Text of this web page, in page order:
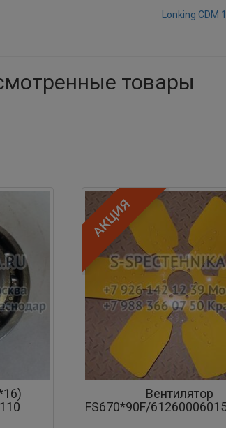
Lonking CDM
товары
АКЦИЯ
Вентилятор
FS670*90F/